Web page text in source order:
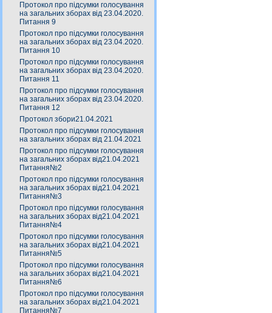
Протокол про підсумки голосування
на загальних зборах від 23.04.2020.
Питання 9
Протокол про підсумки голосування
на загальних зборах від 23.04.2020.
Питання 10
Протокол про підсумки голосування
на загальних зборах від 23.04.2020.
Питання 11
Протокол про підсумки голосування
на загальних зборах від 23.04.2020.
Питання 12
Протокол збори21.04.2021
Протокол про підсумки голосування
на загальних зборах від 21.04.2021
Протокол про підсумки голосування
на загальних зборах від21.04.2021
Питання№2
Протокол про підсумки голосування
на загальних зборах від21.04.2021
Питання№3
Протокол про підсумки голосування
на загальних зборах від21.04.2021
Питання№4
Протокол про підсумки голосування
на загальних зборах від21.04.2021
Питання№5
Протокол про підсумки голосування
на загальних зборах від21.04.2021
Питання№6
Протокол про підсумки голосування
на загальних зборах від21.04.2021
Питання№7